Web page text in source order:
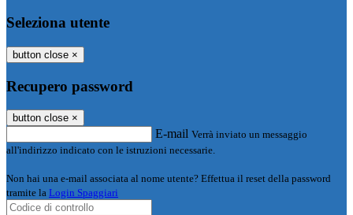
Seleziona utente
button close ×
Recupero password
button close ×
E-mail Verrà inviato un messaggio
all'indirizzo indicato con le istruzioni necessarie.
Non hai una e-mail associata al nome utente? Effettua il reset della password
tramite la Login Spaggiari